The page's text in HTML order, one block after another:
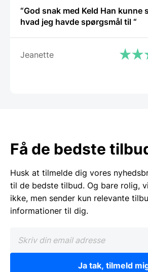
“God snak med Keld Han kunne
hvad jeg havde spørgsmål til “
Jeanette
Få de bedste
Husk at tilmelde dig vores
til de bedste tilbud. Og bare rolig,
ikke, men sender kun relevante
informationer til dig.
Ja tak, tilmeld